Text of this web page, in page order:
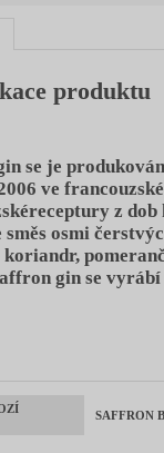
produktu
se je
ve
z
směs osmi
koriandr,
gin se
SAFFRON